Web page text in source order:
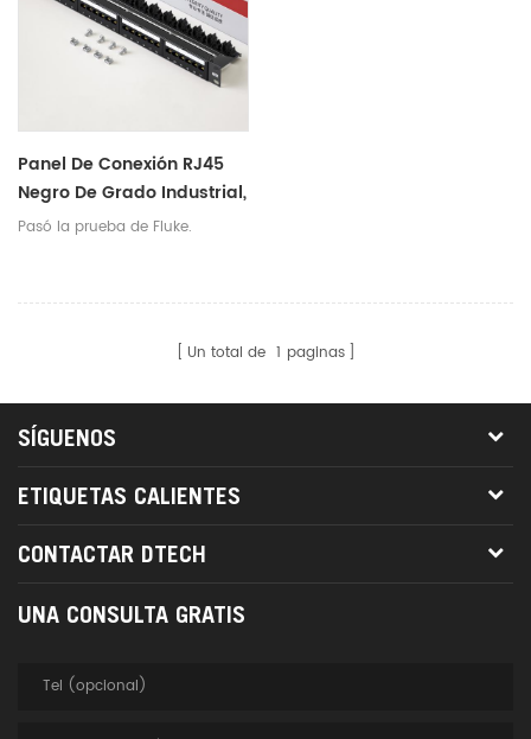
Panel De Conexión RJ45
Negro De Grado Industrial,
Gestión De Cables De
Distribución De Fibra
Pasó la prueba de Fluke.
Un total de 1 paginas
SÍGUENOS
ETIQUETAS CALIENTES
CONTACTAR DTECH
UNA CONSULTA GRATIS